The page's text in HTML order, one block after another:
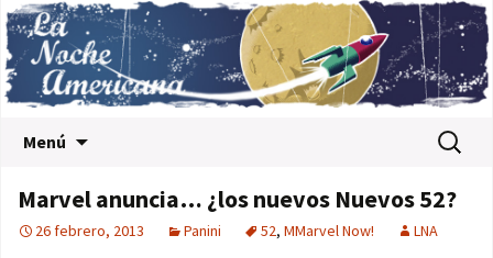
Menú Buscar:
Marvel anuncia… ¿los nuevos Nuevos 52?
26 febrero, 2013 Panini 52, MMarvel Now! LNA